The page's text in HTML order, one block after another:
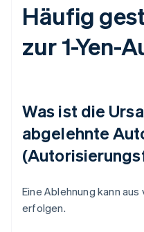
Häufig
zur 1-Yen-
Was ist die
abgelehnte
Eine Ablehnung kann
erfolgen.